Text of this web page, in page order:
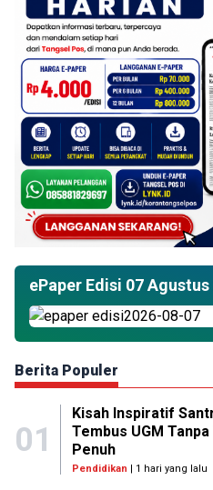
ePaper Edisi 07 Agustus
Berita Populer
01
Kisah Inspiratif
Tembus UGM
Penuh
Pendidikan | 1 hari yang lalu